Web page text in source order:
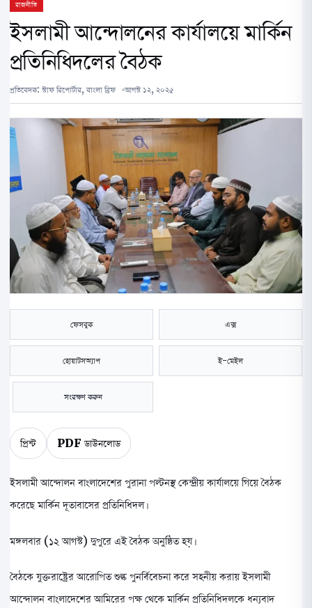
রাজনীতি
ইসলামী আন্দোলনের কার্যালয়ে মার্কিন
প্রতিনিধিদলের বৈঠক
প্রতিবেদক: স্টাফ রিপোর্টার, বাংলা ব্রিফ আগস্ট ১২, ২০২৫
ফেসবুক এক্স
হোয়াটসঅ্যাপ ই-মেইল
সংরক্ষণ করুন
প্রিন্ট PDF ডাউনলোড
ইসলামী আন্দোলন বাংলাদেশের পুরানা পল্টনস্থ কেন্দ্রীয় কার্যালয়ে গিয়ে বৈঠক
করেছে মার্কিন দূতাবাসের প্রতিনিধিদল।
মঙ্গলবার (১২ আগস্ট) দুপুরে এই বৈঠক অনুষ্ঠিত হয়।
বৈঠকে যুক্তরাষ্ট্রের আরোপিত শুল্ক পুনর্বিবেচনা করে সহনীয় করায় ইসলামী
আন্দোলন বাংলাদেশের আমিরের পক্ষ থেকে মার্কিন প্রতিনিধিদলকে ধন্যবাদ